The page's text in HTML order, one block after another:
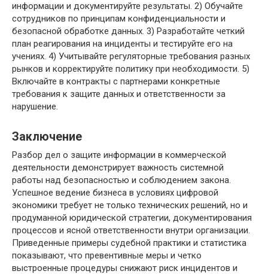
информации и документируйте результаты. 2) Обучайте
сотрудников по принципам конфиденциальности и
безопасной обработке данных. 3) Разработайте четкий
план реагирования на инциденты и тестируйте его на
учениях. 4) Учитывайте регуляторные требования разных
рынков и корректируйте политику при необходимости. 5)
Включайте в контракты с партнерами конкретные
требования к защите данных и ответственности за
нарушение.
Заключение
Разбор дел о защите информации в коммерческой
деятельности демонстрирует важность системной
работы над безопасностью и соблюдением закона.
Успешное ведение бизнеса в условиях цифровой
экономики требует не только технических решений, но и
продуманной юридической стратегии, документирования
процессов и ясной ответственности внутри организации.
Приведенные примеры судебной практики и статистика
показывают, что превентивные меры и четко
выстроенные процедуры снижают риск инцидентов и